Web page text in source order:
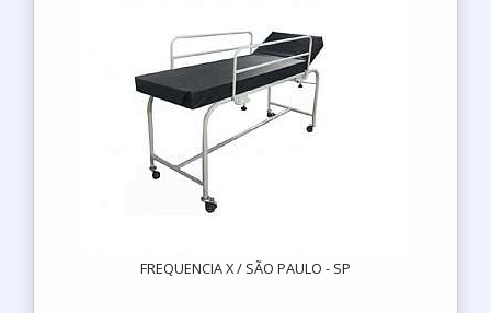
FREQUENCIA X / SÃO PAULO - SP